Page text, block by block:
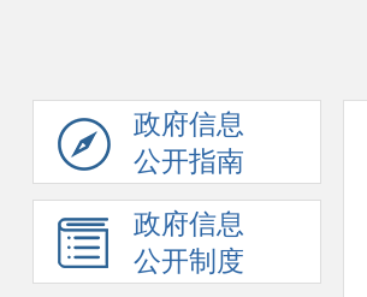
政府信息
公开指南
政府信息
公开制度